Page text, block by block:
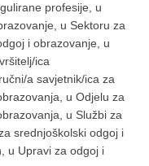
profesije, u
u Sektoru za
i obrazovanje, u
ica
a savjetnik/ica za
u Odjelu za
u Službi za
srednjoškolski odgoj i
u Upravi za odgoj i